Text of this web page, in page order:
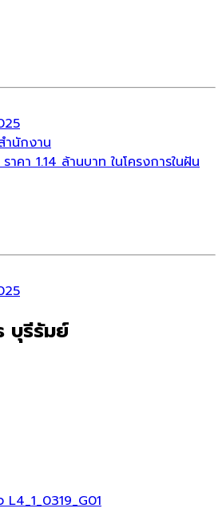
นักงาน
คา 1.14 ล้านบาท ในโครงการในฝัน
บุรีรัมย์